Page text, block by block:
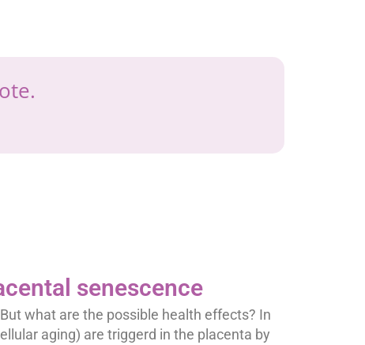
senescence
what are the possible health effects? In
aging) are triggerd in the placenta by